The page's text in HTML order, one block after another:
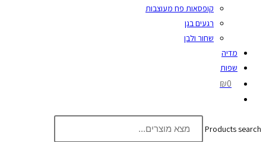
קופסאות פח מעוצבות
רגעים בגן
שחור ולבן
מדיה
שפות
₪0
Products search